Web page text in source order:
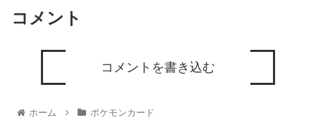
コメント
コメントを書き込む
ホーム ポケモンカード